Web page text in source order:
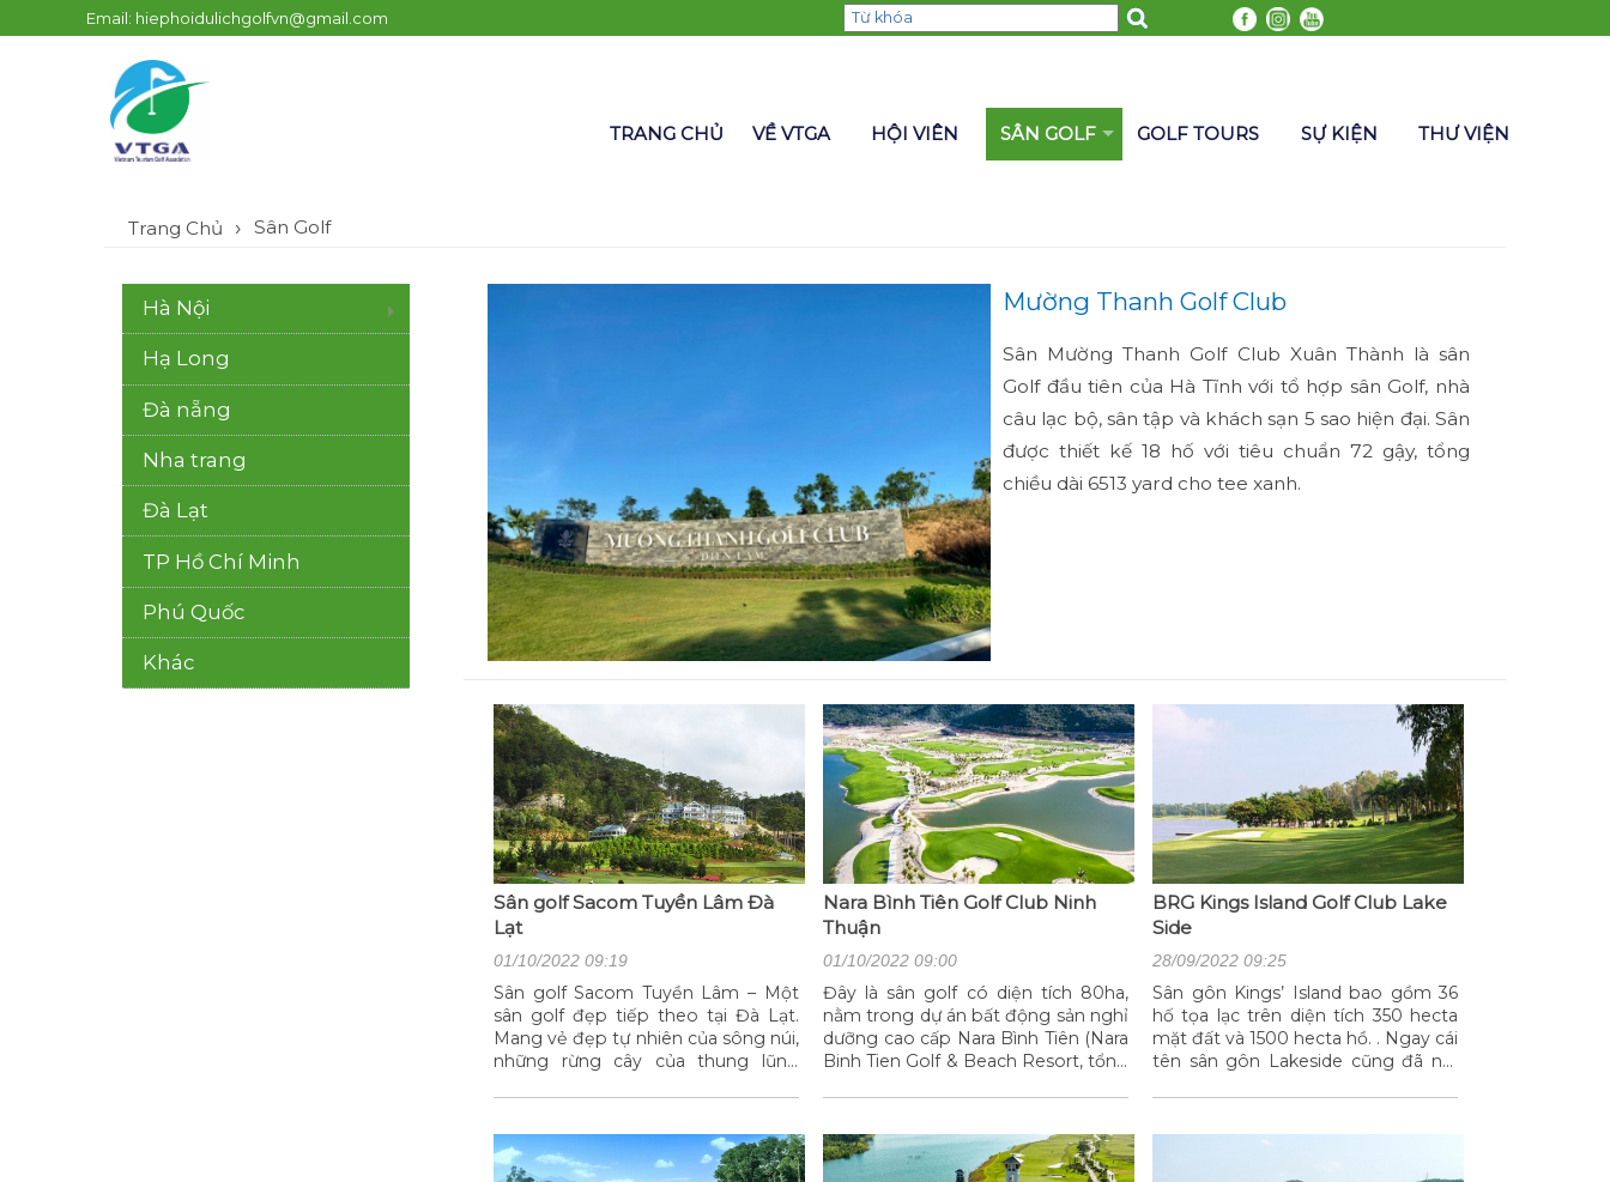
Email: hiephoidulichgolfvn@gmail.com
TRANG CHỦ VỀ VTGA HỘI VIÊN SÂN GOLF GOLF TOURS SỰ KIỆN THƯ VIỆN
Trang Chủ Sân Golf
Hà Nội
Hạ Long
Đà nẵng
Nha trang
Đà Lạt
TP Hồ Chí Minh
Phú Quốc
Khác
Mường Thanh Golf Club
Sân Mường Thanh Golf Club Xuân Thành là sân
Golf đầu tiên của Hà Tĩnh với tổ hợp sân Golf, nhà
câu lạc bộ, sân tập và khách sạn 5 sao hiện đại. Sân
được thiết kế 18 hố với tiêu chuẩn 72 gậy, tổng
chiều dài 6513 yard cho tee xanh.
Sân golf Sacom Tuyền Lâm Đà
Lạt
01/10/2022 09:19
Sân golf Sacom Tuyền Lâm – Một
sân golf đẹp tiếp theo tại Đà Lạt.
Mang vẻ đẹp tự nhiên của sông núi,
những rừng cây của thung lũng
cho sân Samcom Tuyền Lâm Đà
Lạt
Nara Bình Tiên Golf Club Ninh
Thuận
01/10/2022 09:00
Đây là sân golf có diện tích 80ha,
nằm trong dự án bất động sản nghỉ
dưỡng cao cấp Nara Bình Tiên (Nara
Binh Tien Golf & Beach Resort, tổng
BRG Kings Island Golf Club Lake
Side
28/09/2022 09:25
Sân gôn Kings’ Island bao gồm 36
hố tọa lạc trên diện tích 350 hecta
mặt đất và 1500 hecta hồ. . Ngay cái
tên sân gôn Lakeside cũng đã nói